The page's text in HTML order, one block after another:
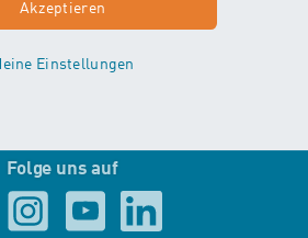
Akzeptieren
Einstellungen
Schwimmschule
Folge uns auf